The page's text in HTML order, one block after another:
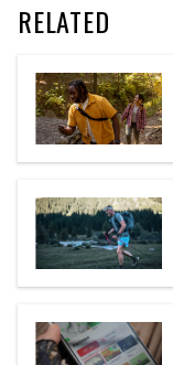
RELATED